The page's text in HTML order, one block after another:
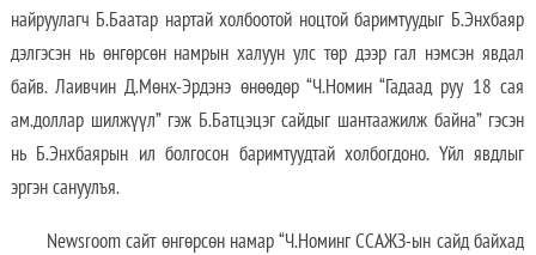
найруулагч Б.Баатар нартай холбоотой ноцтой баримтуудыг Б.Энхбаяр
дэлгэсэн нь өнгөрсөн намрын халуун улс төр дээр гал нэмсэн явдал
байв. Лаивчин Д.Мөнх-Эрдэнэ өнөөдөр “Ч.Номин “Гадаад руу 18 сая
ам.доллар шилжүүл” гэж Б.Батцэцэг сайдыг шантаажилж байна” гэсэн
нь Б.Энхбаярын ил болгосон баримтуудтай холбогдоно. Үйл явдлыг
эргэн сануулъя.
Newsroom сайт өнгөрсөн намар “Ч.Номинг ССАЖЗ-ын сайд байхад